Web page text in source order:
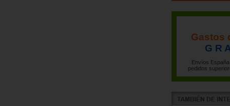
Gastos
G R
Envíos
pedidos